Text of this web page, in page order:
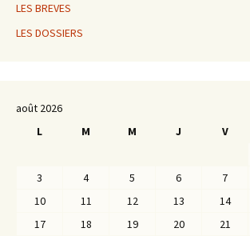
LES BREVES
LES DOSSIERS
août 2026
L
M M J V
3
4 5 6 7
10
11 12 13 14
17
18 19 20 21